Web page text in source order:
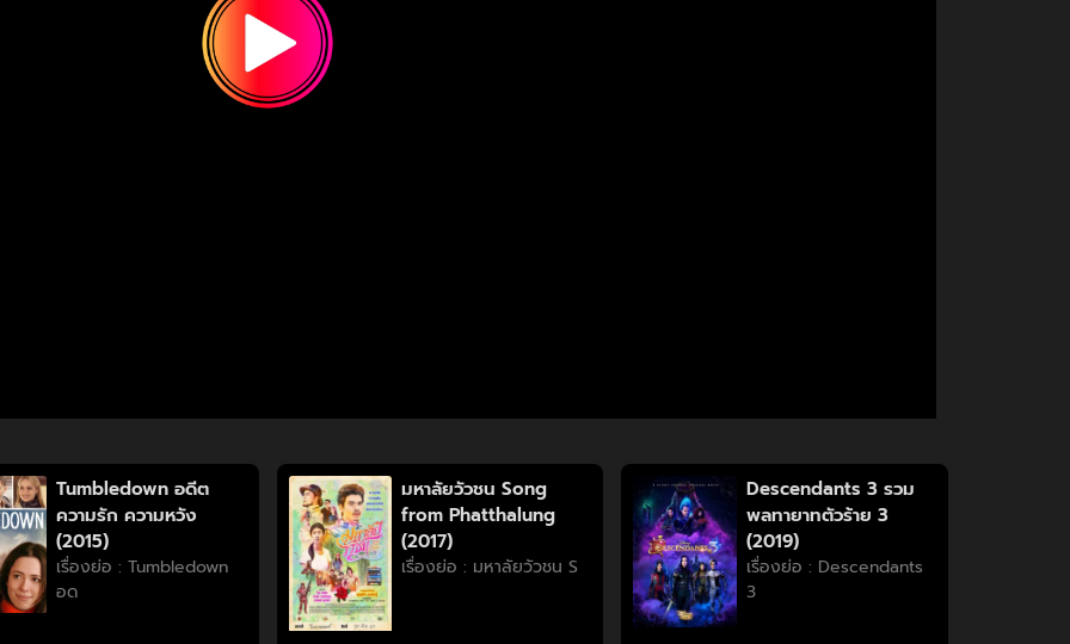
Tumbledown อดีต
ความรัก ความหวัง
(2015)
เรื่องย่อ : Tumbledown
อด
มหาลัยวัวชน Song
from Phatthalung
(2017)
เรื่องย่อ : มหาลัยวัวชน S
Descendants 3 รวม
พลทายาทตัวร้าย 3
(2019)
เรื่องย่อ : Descendants
3